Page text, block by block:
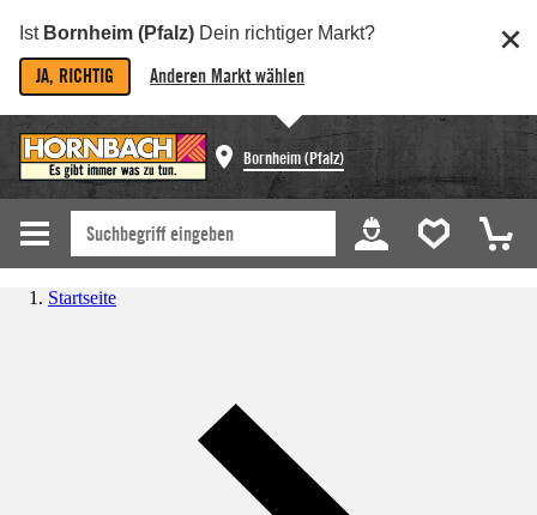
Ist Bornheim (Pfalz) Dein richtiger Markt?
JA, RICHTIG Anderen Markt wählen
Bornheim (Pfalz)
Startseite